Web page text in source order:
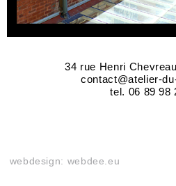
34 rue Henri
contact@atelier-
tel. 06 89 98
webdesign: webdee.eu